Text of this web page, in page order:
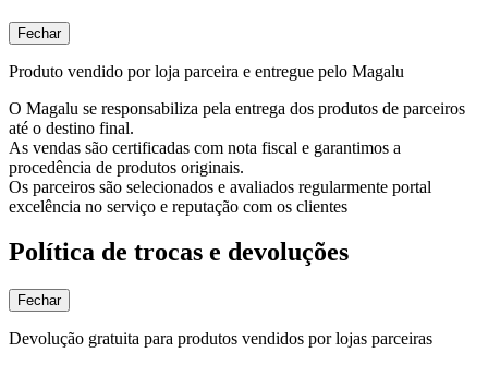
Fechar
Produto vendido por loja parceira e entregue pelo Magalu
O Magalu se responsabiliza pela entrega dos produtos de parceiros
até o destino final.
As vendas são certificadas com nota fiscal e garantimos a
procedência de produtos originais.
Os parceiros são selecionados e avaliados regularmente portal
excelência no serviço e reputação com os clientes
Política de trocas e devoluções
Fechar
Devolução gratuita para produtos vendidos por lojas parceiras